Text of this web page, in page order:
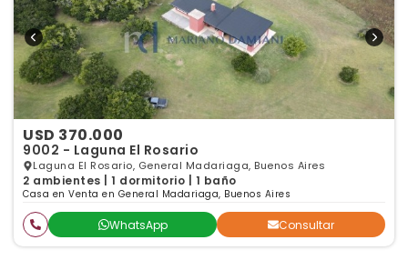
USD 370.000
9002 - Laguna El Rosario
Laguna El Rosario, General Madariaga, Buenos Aires
2 ambientes | 1 dormitorio | 1 baño
Casa en Venta en General Madariaga, Buenos Aires
WhatsApp Consultar